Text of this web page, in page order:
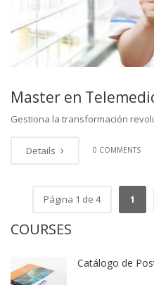
Master en
Gestiona la transformación
Details 0 COMMENTS
Página 1 de 4 1
COURSES
Catálogo de